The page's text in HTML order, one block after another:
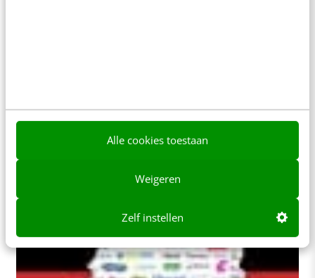
Alle cookies toestaan
Weigeren
Zelf instellen
afspraken maken we via LinkedIn en…